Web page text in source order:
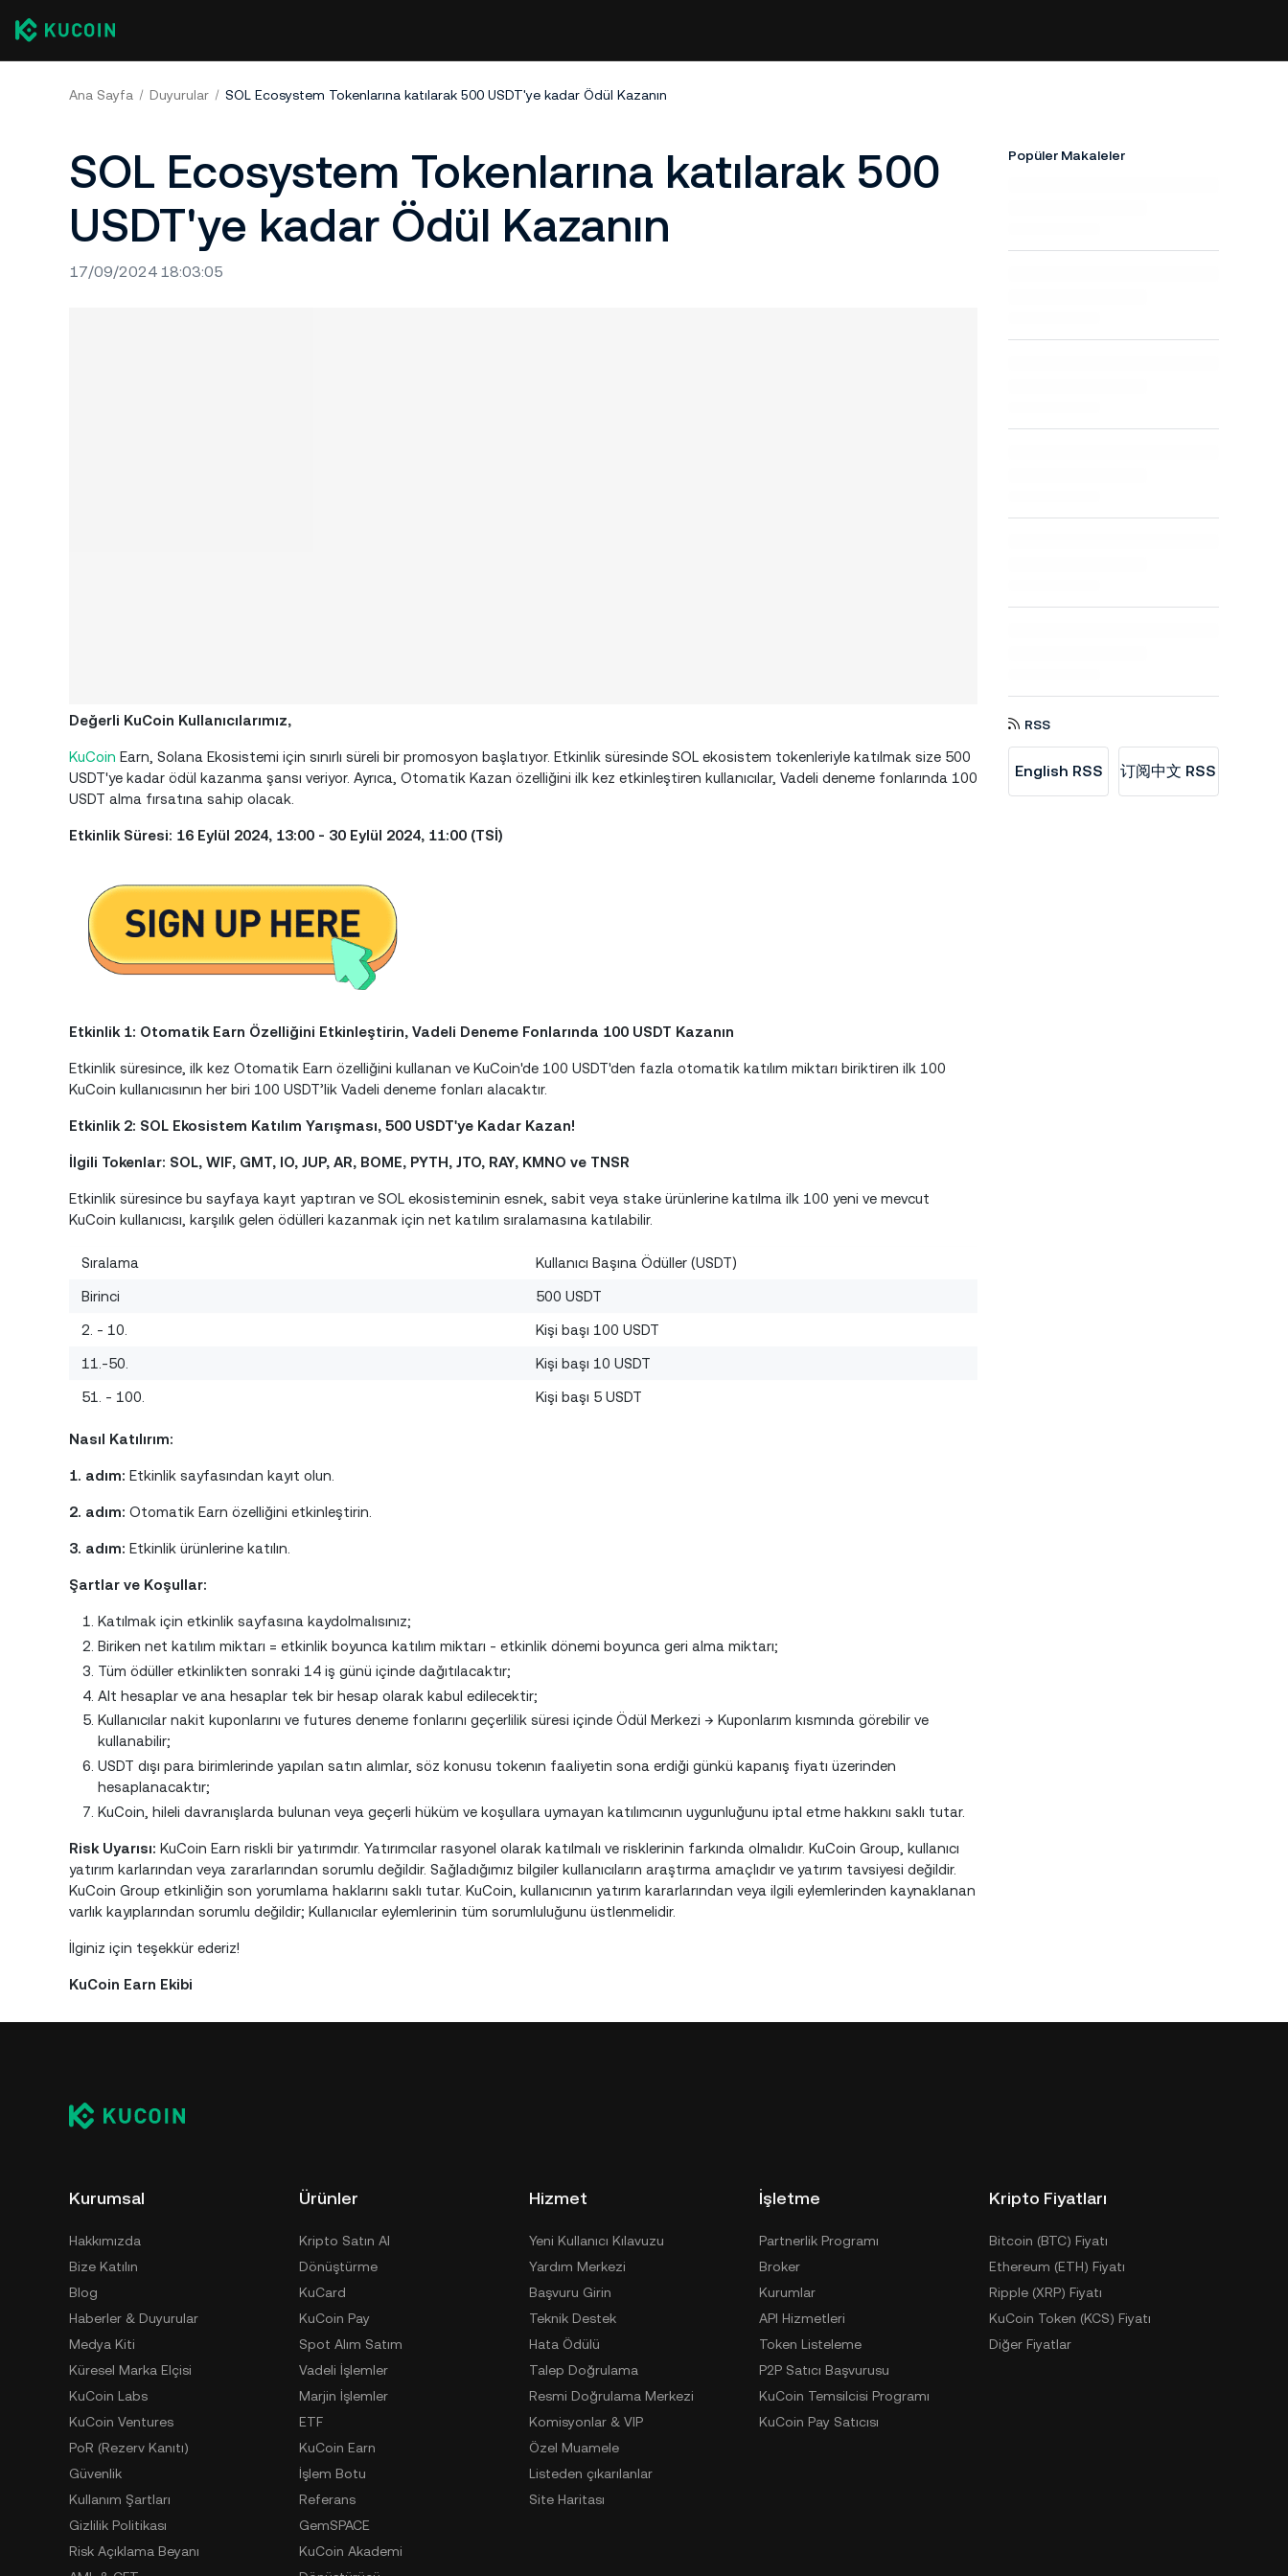
Ana Sayfa Duyurular SOL Ecosystem Tokenlarına katılarak 500 USDT'ye kadar Ödül Kazanın
SOL Ecosystem Tokenlarına katılarak 500
USDT'ye kadar Ödül Kazanın
17/09/2024 18:03:05
Değerli KuCoin Kullanıcılarımız,
KuCoin Earn, Solana Ekosistemi için sınırlı süreli bir promosyon başlatıyor. Etkinlik süresinde SOL ekosistem tokenleriyle katılmak size 500
USDT'ye kadar ödül kazanma şansı veriyor. Ayrıca, Otomatik Kazan özelliğini ilk kez etkinleştiren kullanıcılar, Vadeli deneme fonlarında 100
USDT alma fırsatına sahip olacak.
Etkinlik Süresi: 16 Eylül 2024, 13:00 - 30 Eylül 2024, 11:00 (TSİ)
Etkinlik 1: Otomatik Earn Özelliğini Etkinleştirin, Vadeli Deneme Fonlarında 100 USDT Kazanın
Etkinlik süresince, ilk kez Otomatik Earn özelliğini kullanan ve KuCoin'de 100 USDT'den fazla otomatik katılım miktarı biriktiren ilk 100
KuCoin kullanıcısının her biri 100 USDT’lik Vadeli deneme fonları alacaktır.
Etkinlik 2: SOL Ekosistem Katılım Yarışması, 500 USDT'ye Kadar Kazan!
İlgili Tokenlar: SOL, WIF, GMT, IO, JUP, AR, BOME, PYTH, JTO, RAY, KMNO ve TNSR
Etkinlik süresince bu sayfaya kayıt yaptıran ve SOL ekosisteminin esnek, sabit veya stake ürünlerine katılma ilk 100 yeni ve mevcut
KuCoin kullanıcısı, karşılık gelen ödülleri kazanmak için net katılım sıralamasına katılabilir.
Sıralama Kullanıcı Başına Ödüller (USDT)
Birinci 500 USDT
2. - 10. Kişi başı 100 USDT
11.-50. Kişi başı 10 USDT
51. - 100. Kişi başı 5 USDT
Nasıl Katılırım:
1. adım: Etkinlik sayfasından kayıt olun.
2. adım: Otomatik Earn özelliğini etkinleştirin.
3. adım: Etkinlik ürünlerine katılın.
Şartlar ve Koşullar:
Katılmak için etkinlik sayfasına kaydolmalısınız;
Biriken net katılım miktarı = etkinlik boyunca katılım miktarı - etkinlik dönemi boyunca geri alma miktarı;
Tüm ödüller etkinlikten sonraki 14 iş günü içinde dağıtılacaktır;
Alt hesaplar ve ana hesaplar tek bir hesap olarak kabul edilecektir;
Kullanıcılar nakit kuponlarını ve futures deneme fonlarını geçerlilik süresi içinde Ödül Merkezi̇ → Kuponlarım kısmında görebilir ve
kullanabilir;
USDT dışı para birimlerinde yapılan satın alımlar, söz konusu tokenın faaliyetin sona erdiği günkü kapanış fiyatı üzerinden
hesaplanacaktır;
KuCoin, hileli davranışlarda bulunan veya geçerli hüküm ve koşullara uymayan katılımcının uygunluğunu iptal etme hakkını saklı tutar.
Risk Uyarısı: KuCoin Earn riskli bir yatırımdır. Yatırımcılar rasyonel olarak katılmalı ve risklerinin farkında olmalıdır. KuCoin Group, kullanıcı
yatırım karlarından veya zararlarından sorumlu değildir. Sağladığımız bilgiler kullanıcıların araştırma amaçlıdır ve yatırım tavsiyesi değildir.
KuCoin Group etkinliğin son yorumlama haklarını saklı tutar. KuCoin, kullanıcının yatırım kararlarından veya ilgili eylemlerinden kaynaklanan
varlık kayıplarından sorumlu değildir; Kullanıcılar eylemlerinin tüm sorumluluğunu üstlenmelidir.
İlginiz için teşekkür ederiz!
KuCoin Earn Ekibi
Popüler Makaleler
RSS
English RSS 订阅中文 RSS
Kurumsal
Hakkımızda
Bize Katılın
Blog
Haberler & Duyurular
Medya Kiti
Küresel Marka Elçisi
KuCoin Labs
KuCoin Ventures
PoR (Rezerv Kanıtı)
Güvenlik
Kullanım Şartları
Gizlilik Politikası
Risk Açıklama Beyanı
Ürünler
Kripto Satın Al
Dönüştürme
KuCard
KuCoin Pay
Spot Alım Satım
Vadeli İşlemler
Marjin İşlemler
ETF
KuCoin Earn
İşlem Botu
Referans
GemSPACE
KuCoin Akademi
Hizmet
Yeni Kullanıcı Kılavuzu
Yardım Merkezi
Başvuru Girin
Teknik Destek
Hata Ödülü
Talep Doğrulama
Resmi Doğrulama Merkezi
Komisyonlar & VIP
Özel Muamele
Listeden çıkarılanlar
Site Haritası
İşletme
Partnerlik Programı
Broker
Kurumlar
API Hizmetleri
Token Listeleme
P2P Satıcı Başvurusu
KuCoin Temsilcisi Programı
KuCoin Pay Satıcısı
Kripto Fiyatları
Bitcoin (BTC) Fiyatı
Ethereum (ETH) Fiyatı
Ripple (XRP) Fiyatı
KuCoin Token (KCS) Fiyatı
Diğer Fiyatlar